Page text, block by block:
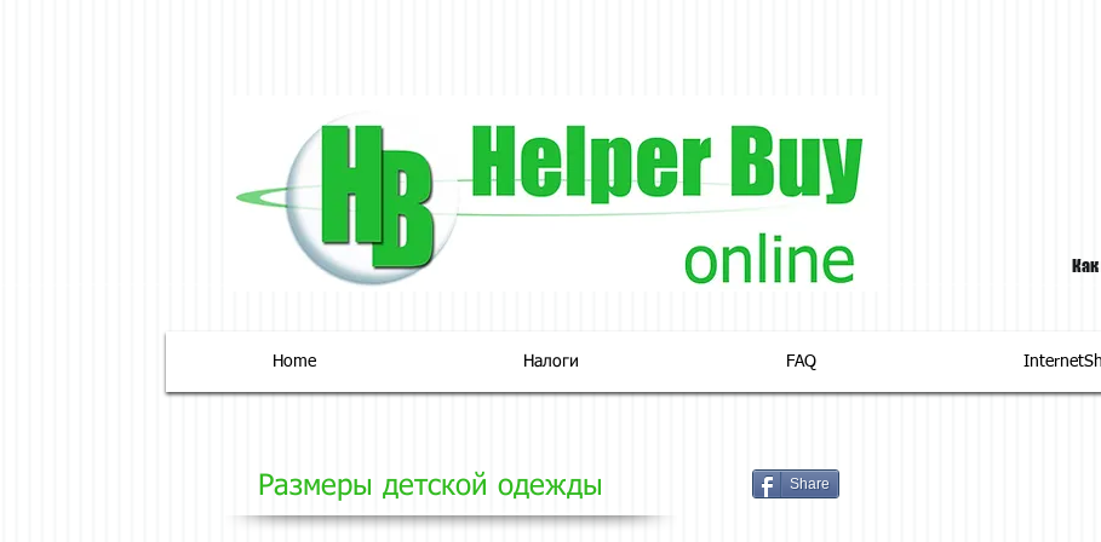
Как
Home Налоги FAQ
Размеры детской одежды Share